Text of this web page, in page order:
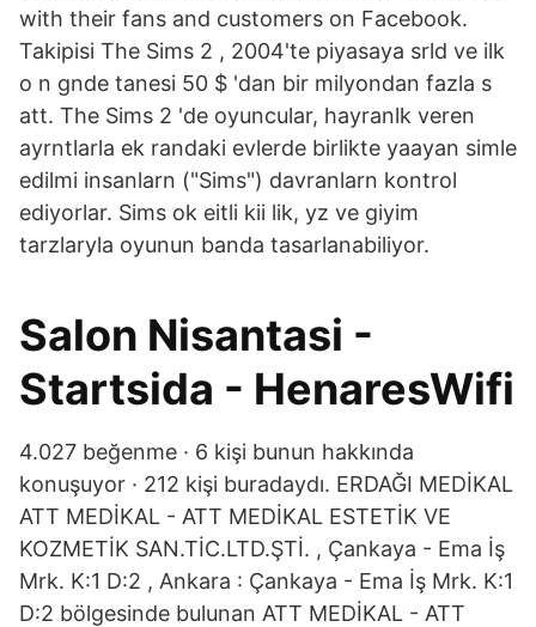
with their fans and customers on Facebook.
Takipisi The Sims 2 , 2004'te piyasaya srld ve ilk
o n gnde tanesi 50 $ 'dan bir milyondan fazla s
att. The Sims 2 'de oyuncular, hayranlk veren
ayrntlarla ek randaki evlerde birlikte yaayan simle
edilmi insanlarn ("Sims") davranlarn kontrol
ediyorlar. Sims ok eitli kii lik, yz ve giyim
tarzlaryla oyunun banda tasarlanabiliyor.
Salon Nisantasi -
Startsida - HenaresWifi
4.027 beğenme · 6 kişi bunun hakkında
konuşuyor · 212 kişi buradaydı. ERDAĞI MEDİKAL
ATT MEDİKAL - ATT MEDİKAL ESTETİK VE
KOZMETİK SAN.TİC.LTD.ŞTİ. , Çankaya - Ema İş
Mrk. K:1 D:2 , Ankara : Çankaya - Ema İş Mrk. K:1
D:2 bölgesinde bulunan ATT MEDİKAL - ATT